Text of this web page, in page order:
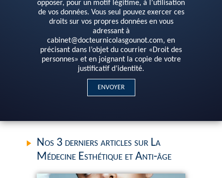
opposer, pour un motif légitime, à l’utilisation
de vos données. Vous seul pouvez exercer ces
droits sur vos propres données en vous
adressant à
cabinet@docteurnicolasgounot.com, en
précisant dans l’objet du courrier «Droit des
personnes» et en joignant la copie de votre
justificatif d’identité.
Nos 3 derniers articles sur La
Médecine Esthétique et Anti-âge